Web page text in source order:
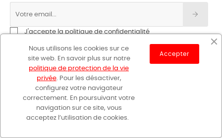
J'accepte la politique de confidentialité
GR Sentiers © 2023
Nous utilisons les cookies sur ce
site web. En savoir plus sur notre
politique de protection de la vie
privée. Pour les désactiver,
configurez votre navigateur
correctement. En poursuivant votre
navigation sur ce site, vous
acceptez l’utilisation de cookies.
Accepter